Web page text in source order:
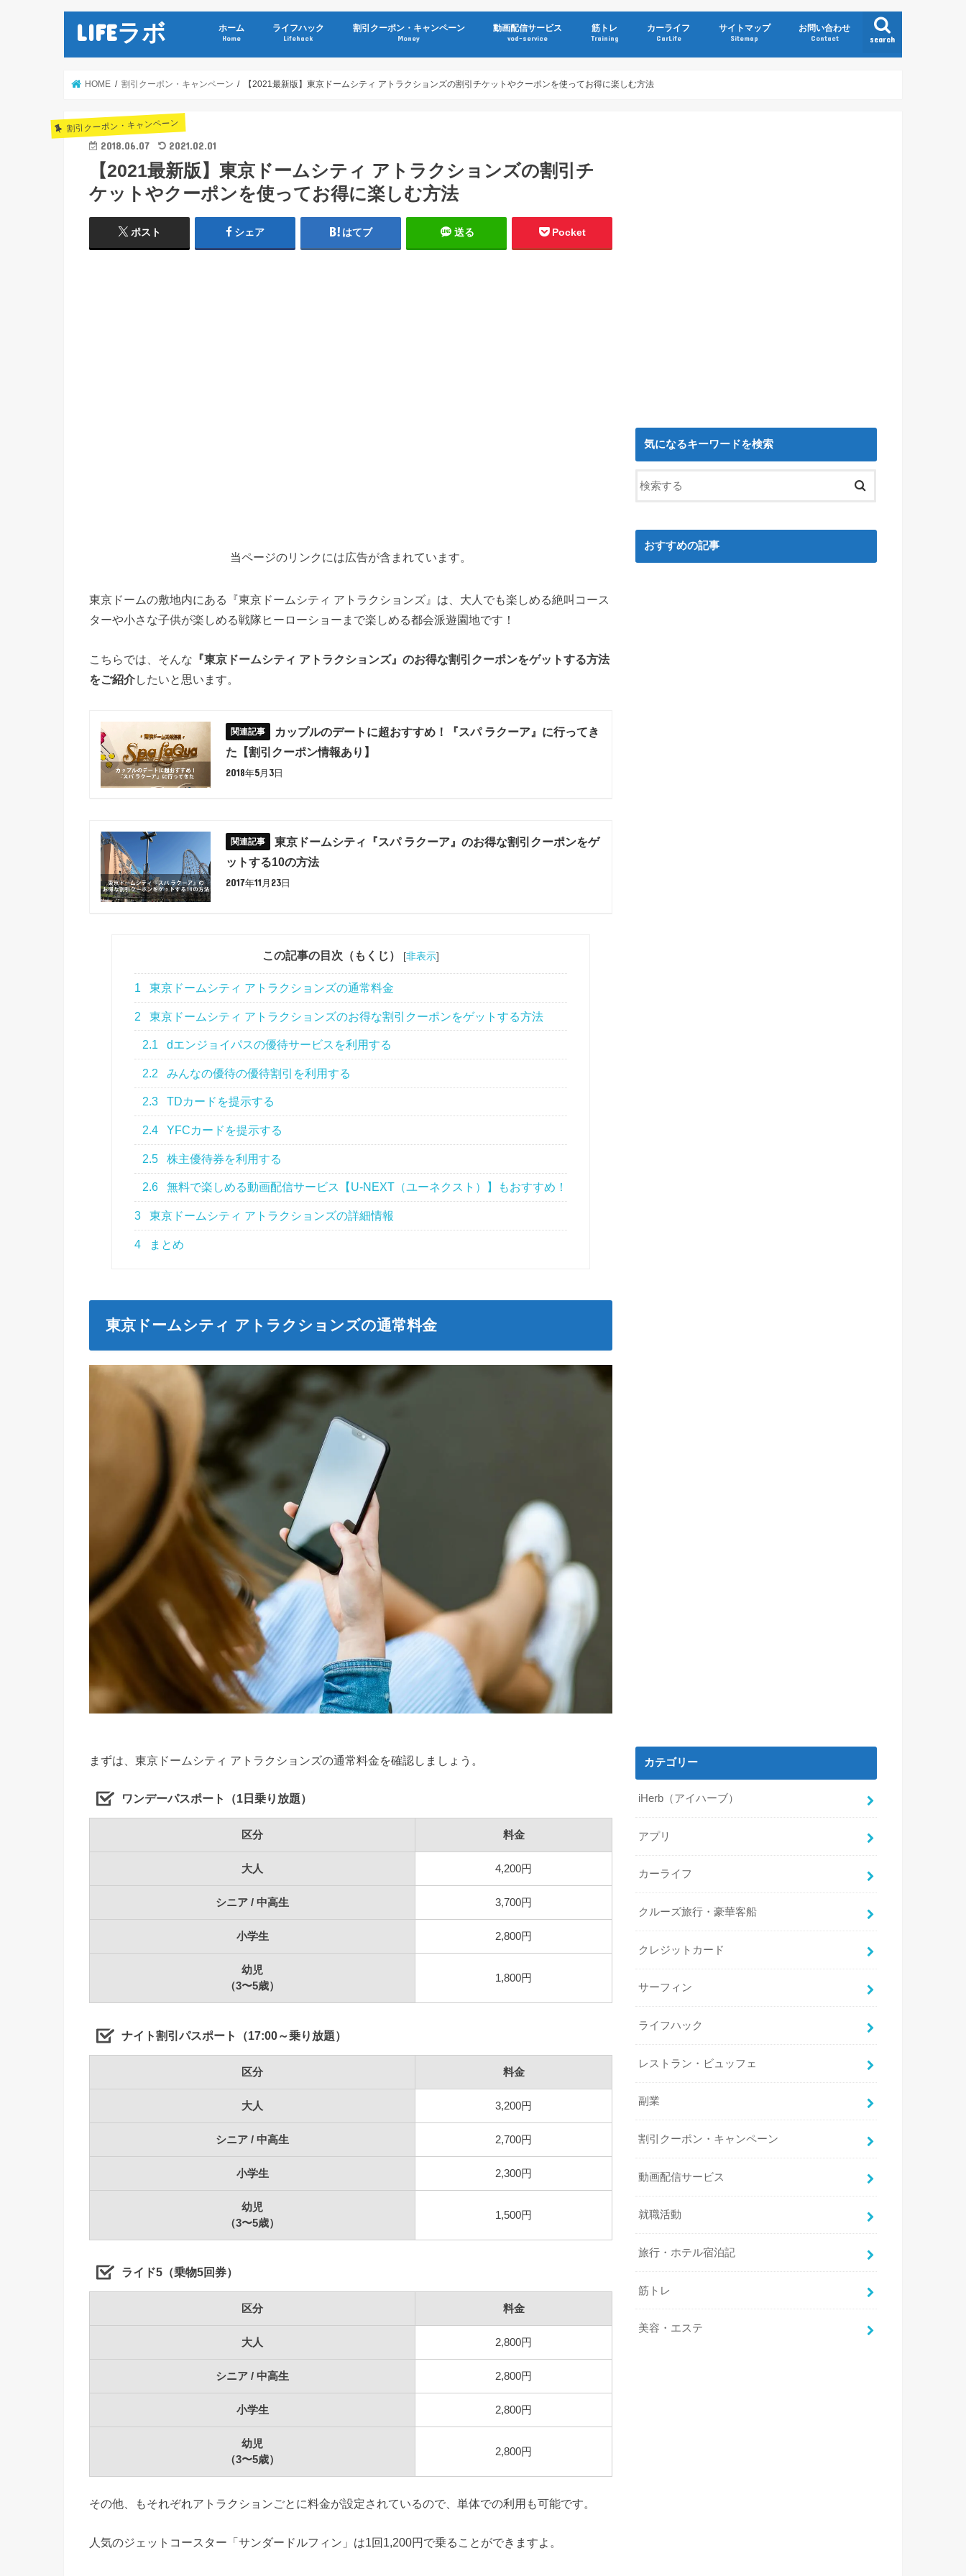
LIFEラボ search
ホーム
Home
ライフハック
Lifehack
割引クーポン・キャンペーン
Money
動画配信サービス
vod-service
筋トレ
Training
カーライフ
CarLife
サイトマップ
Sitemap
お問い合わせ
Contact
HOME 割引クーポン・キャンペーン 【2021最新版】東京ドームシティ アトラクションズの割引チケットやクーポンを使ってお得に楽しむ方法
割引クーポン・キャンペーン
2018.06.07 2021.02.01
【2021最新版】東京ドームシティ アトラクションズの割引チ
ケットやクーポンを使ってお得に楽しむ方法
ポスト シェア はてブ 送る Pocket
当ページのリンクには広告が含まれています。
東京ドームの敷地内にある『東京ドームシティ アトラクションズ』は、大人でも楽しめる絶叫コース
ターや小さな子供が楽しめる戦隊ヒーローショーまで楽しめる都会派遊園地です！
こちらでは、そんな 『東京ドームシティ アトラクションズ』のお得な割引クーポンをゲットする方法
をご紹介したいと思います。
カップルのデートに超おすすめ！『スパ ラクーア』に行ってき
た【割引クーポン情報あり】
2018年5月3日
東京ドームシティ『スパ ラクーア』のお得な割引クーポンをゲ
ットする10の方法
2017年11月23日
この記事の目次（もくじ） [非表示]
1 東京ドームシティ アトラクションズの通常料金
2 東京ドームシティ アトラクションズのお得な割引クーポンをゲットする方法
2.1 dエンジョイパスの優待サービスを利用する
2.2 みんなの優待の優待割引を利用する
2.3 TDカードを提示する
2.4 YFCカードを提示する
2.5 株主優待券を利用する
2.6 無料で楽しめる動画配信サービス【U-NEXT（ユーネクスト）】もおすすめ！
3 東京ドームシティ アトラクションズの詳細情報
4 まとめ
東京ドームシティ アトラクションズの通常料金
まずは、東京ドームシティ アトラクションズの通常料金を確認しましょう。
ワンデーパスポート（1日乗り放題）
区分 料金
大人 4,200円
シニア / 中高生 3,700円
小学生 2,800円
幼児
（3〜5歳）
1,800円
ナイト割引パスポート（17:00～乗り放題）
区分 料金
大人 3,200円
シニア / 中高生 2,700円
小学生 2,300円
幼児
（3〜5歳）
1,500円
ライド5（乗物5回券）
区分 料金
大人 2,800円
シニア / 中高生 2,800円
小学生 2,800円
幼児
（3〜5歳）
2,800円
その他、もそれぞれアトラクションごとに料金が設定されているので、単体での利用も可能です。
人気のジェットコースター「サンダードルフィン」は1回1,200円で乗ることができますよ。
気になるキーワードを検索
おすすめの記事
カテゴリー
iHerb（アイハーブ）
アプリ
カーライフ
クルーズ旅行・豪華客船
クレジットカード
サーフィン
ライフハック
レストラン・ビュッフェ
副業
割引クーポン・キャンペーン
動画配信サービス
就職活動
旅行・ホテル宿泊記
筋トレ
美容・エステ